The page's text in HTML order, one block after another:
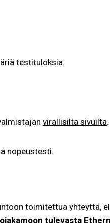
testituloksia.
virallisilta sivuilta.
nopeustesti.
toimitettua yhteyttä,
tulevasta